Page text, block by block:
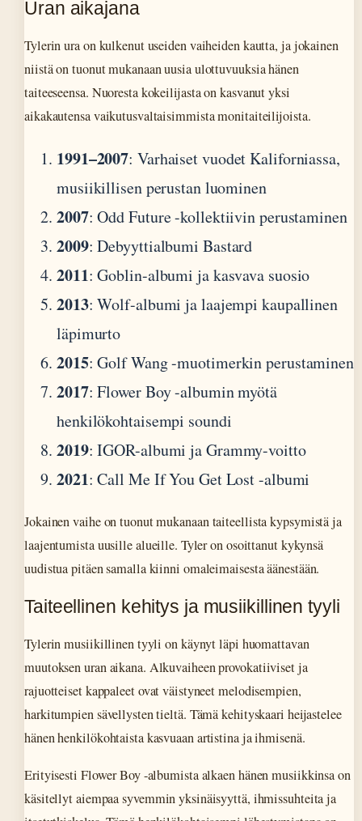
Uran aikajana
Tylerin ura on kulkenut useiden vaiheiden kautta, ja jokainen
niistä on tuonut mukanaan uusia ulottuvuuksia hänen
taiteeseensa. Nuoresta kokeilijasta on kasvanut yksi
aikakautensa vaikutusvaltaisimmista monitaiteilijoista.
1991–2007: Varhaiset vuodet Kaliforniassa,
musiikillisen perustan luominen
2007: Odd Future -kollektiivin perustaminen
2009: Debyyttialbumi Bastard
2011: Goblin-albumi ja kasvava suosio
2013: Wolf-albumi ja laajempi kaupallinen
läpimurto
2015: Golf Wang -muotimerkin perustaminen
2017: Flower Boy -albumin myötä
henkilökohtaisempi soundi
2019: IGOR-albumi ja Grammy-voitto
2021: Call Me If You Get Lost -albumi
Jokainen vaihe on tuonut mukanaan taiteellista kypsymistä ja
laajentumista uusille alueille. Tyler on osoittanut kykynsä
uudistua pitäen samalla kiinni omaleimaisesta äänestään.
Taiteellinen kehitys ja musiikillinen tyyli
Tylerin musiikillinen tyyli on käynyt läpi huomattavan
muutoksen uran aikana. Alkuvaiheen provokatiiviset ja
rajuotteiset kappaleet ovat väistyneet melodisempien,
harkitumpien sävellysten tieltä. Tämä kehityskaari heijastelee
hänen henkilökohtaista kasvuaan artistina ja ihmisenä.
Erityisesti Flower Boy -albumista alkaen hänen musiikkinsa on
käsitellyt aiempaa syvemmin yksinäisyyttä, ihmissuhteita ja